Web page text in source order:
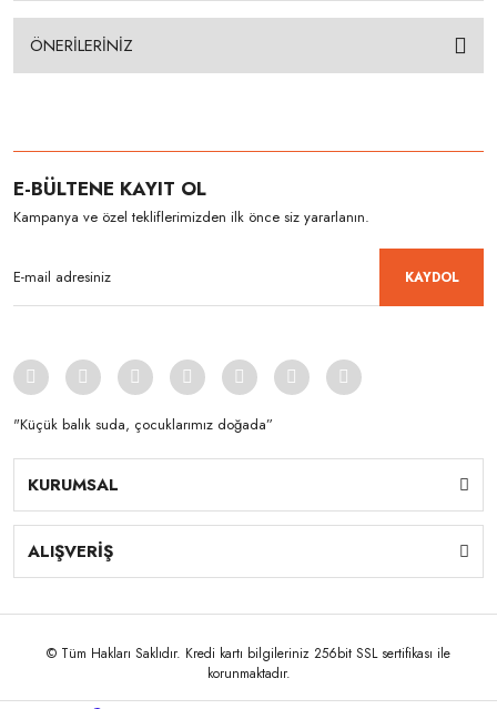
ÖNERİLERİNİZ
E-BÜLTENE KAYIT OL
Kampanya ve özel tekliflerimizden ilk önce siz yararlanın.
KAYDOL
"Küçük balık suda, çocuklarımız doğada”
KURUMSAL
ALIŞVERİŞ
© Tüm Hakları Saklıdır. Kredi kartı bilgileriniz 256bit SSL sertifikası ile
korunmaktadır.